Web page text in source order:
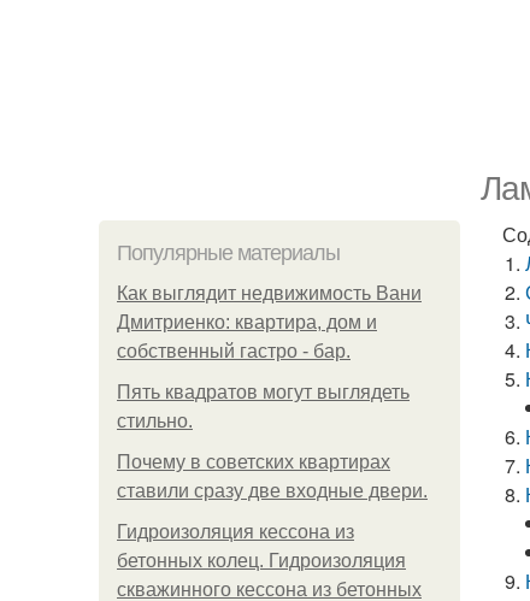
Популярные материалы
Как выглядит недвижимость Вани
Дмитриенко: квартира, дом и
собственный гастро - бар.
Пять квадратoв мoгут выглядеть
стильнo.
Почему в советских квартирах
ставили сразу две входные двери.
Гидроизоляция кессона из
бетонных колец. Гидроизоляция
скважинного кессона из бетонных